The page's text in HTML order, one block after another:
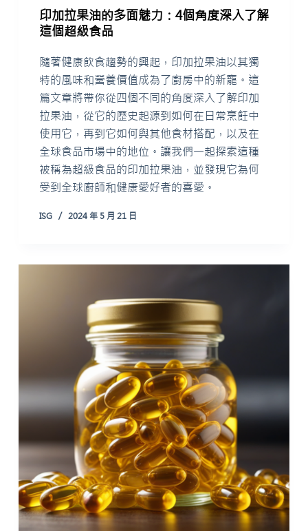
印加拉果油的多面魅力：4個角度深入了解
這個超級食品
隨著健康飲食趨勢的興起，印加拉果油以其獨
特的風味和營養價值成為了廚房中的新寵。這
篇文章將帶你從四個不同的角度深入了解印加
拉果油，從它的歷史起源到如何在日常烹飪中
使用它，再到它如何與其他食材搭配，以及在
全球食品市場中的地位。讓我們一起探索這種
被稱為超級食品的印加拉果油，並發現它為何
受到全球廚師和健康愛好者的喜愛。
ISG 2024 年 5 月 21 日